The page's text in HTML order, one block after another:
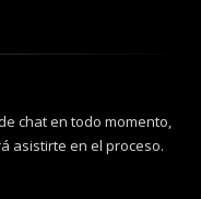
chat en todo momento,
asistirte en el proceso.